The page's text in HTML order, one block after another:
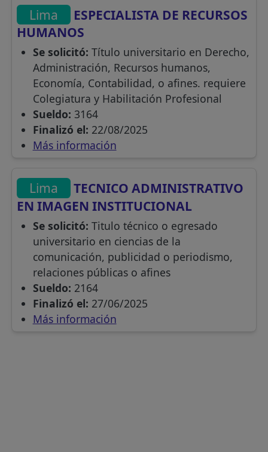
Lima
ESPECIALISTA DE RECURSOS
HUMANOS
Se solicitó: Título universitario en Derecho,
Administración, Recursos humanos,
Economía, Contabilidad, o afines. requiere
Colegiatura y Habilitación Profesional
Sueldo: 3164
Finalizó el: 22/08/2025
Más información
Lima
TECNICO ADMINISTRATIVO
EN IMAGEN INSTITUCIONAL
Se solicitó: Titulo técnico o egresado
universitario en ciencias de la
comunicación, publicidad o periodismo,
relaciones públicas o afines
Sueldo: 2164
Finalizó el: 27/06/2025
Más información